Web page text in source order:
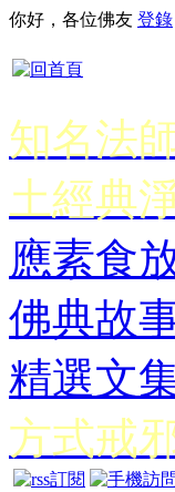
你好，各位佛友 登錄
知名法
土經典
應素食
佛典故
精選文
方式戒